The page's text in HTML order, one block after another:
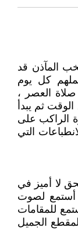
المآذن قد
كل يوم
العصر ،
ثم يبدأ
الراكب على
التي
لا أميز في
أستمع لصوت
للمقامات
الجميل